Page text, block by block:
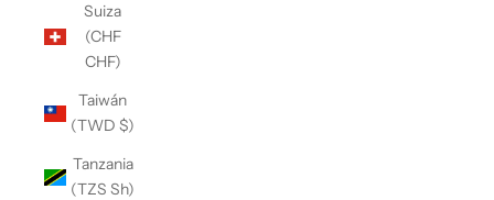
Suiza
(CHF
CHF)
Taiwán
(TWD $)
Tanzania
(TZS Sh)